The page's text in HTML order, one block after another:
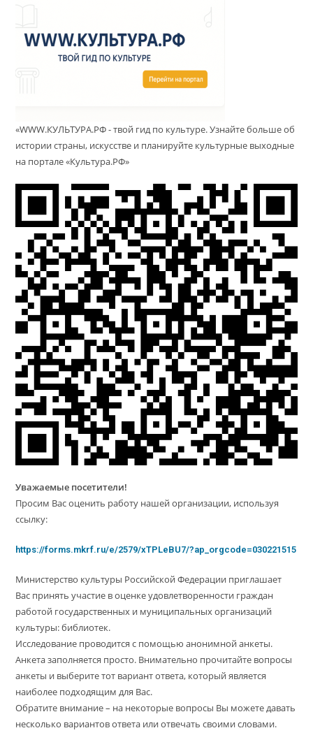
«WWW.КУЛЬТУРА.РФ - твой гид по культуре. Узнайте больше об
истории страны, искусстве и планируйте культурные выходные
на портале «Культура.РФ»
Уважаемые посетители!
Просим Вас оценить работу нашей организации, используя
ссылку:
https://forms.mkrf.ru/e/2579/xTPLeBU7/?ap_orgcode=030221515
Министерство культуры Российской Федерации приглашает
Вас принять участие в оценке удовлетворенности граждан
работой государственных и муниципальных организаций
культуры: библиотек.
Исследование проводится с помощью анонимной анкеты.
Анкета заполняется просто. Внимательно прочитайте вопросы
анкеты и выберите тот вариант ответа, который является
наиболее подходящим для Вас.
Обратите внимание – на некоторые вопросы Вы можете давать
несколько вариантов ответа или отвечать своими словами.